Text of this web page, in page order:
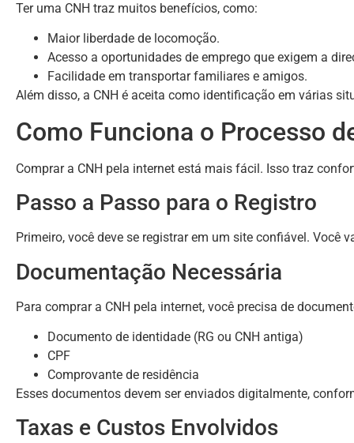
Ter uma CNH traz muitos benefícios, como:
Maior liberdade de locomoção.
Acesso a oportunidades de emprego que exigem a
Facilidade em transportar familiares e amigos.
Além disso, a CNH é aceita como identificação em várias
Como Funciona o Processo
Comprar a CNH pela internet está mais fácil. Isso traz
Passo a Passo para o Registro
Primeiro, você deve se registrar em um site confiável. Você
Documentação Necessária
Para comprar a CNH pela internet, você precisa de
Documento de identidade (RG ou CNH antiga)
CPF
Comprovante de residência
Esses documentos devem ser enviados digitalmente,
Taxas e Custos Envolvidos